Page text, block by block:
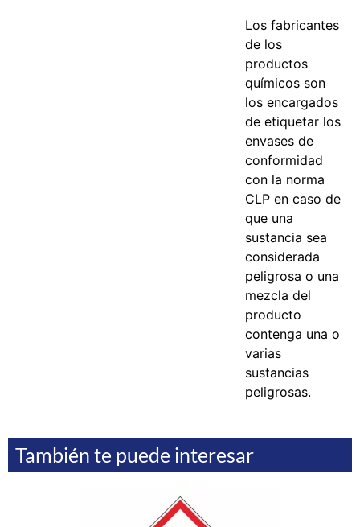
Los fabricantes
de los
productos
químicos son
los encargados
de etiquetar los
envases de
conformidad
con la norma
CLP en caso de
que una
sustancia sea
considerada
peligrosa o una
mezcla del
producto
contenga una o
varias
sustancias
peligrosas.
También te puede interesar